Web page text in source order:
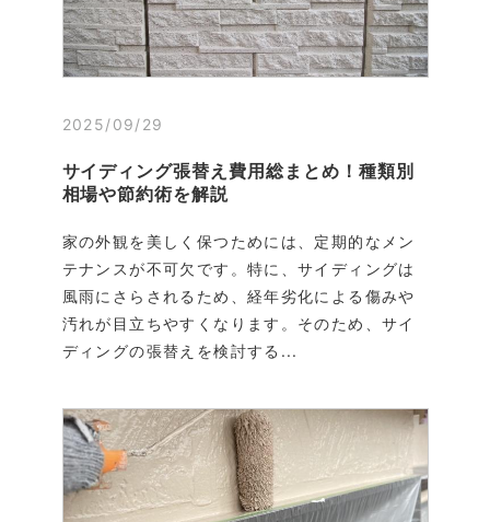
2025/09/29
サイディング張替え費用総まとめ！種類別
相場や節約術を解説
家の外観を美しく保つためには、定期的なメン
テナンスが不可欠です。特に、サイディングは
風雨にさらされるため、経年劣化による傷みや
汚れが目立ちやすくなります。そのため、サイ
ディングの張替えを検討する...